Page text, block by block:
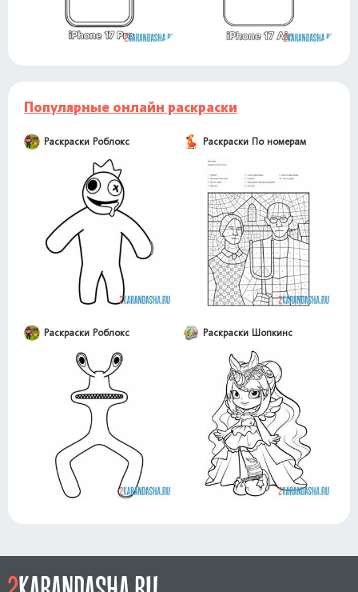
Популярные онлайн раскраски
Раскраски Роблокс Раскраски По номерам
Раскраски Роблокс Раскраски Шопкинс